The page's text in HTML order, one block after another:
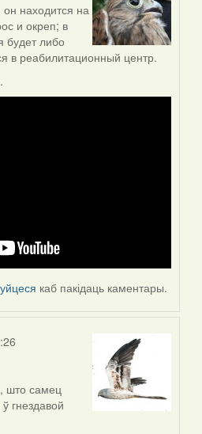
находится на
и окреп; в
будет либо
в реабилитационный центр.
каб пакідаць каментары.
што самец
гнездавой